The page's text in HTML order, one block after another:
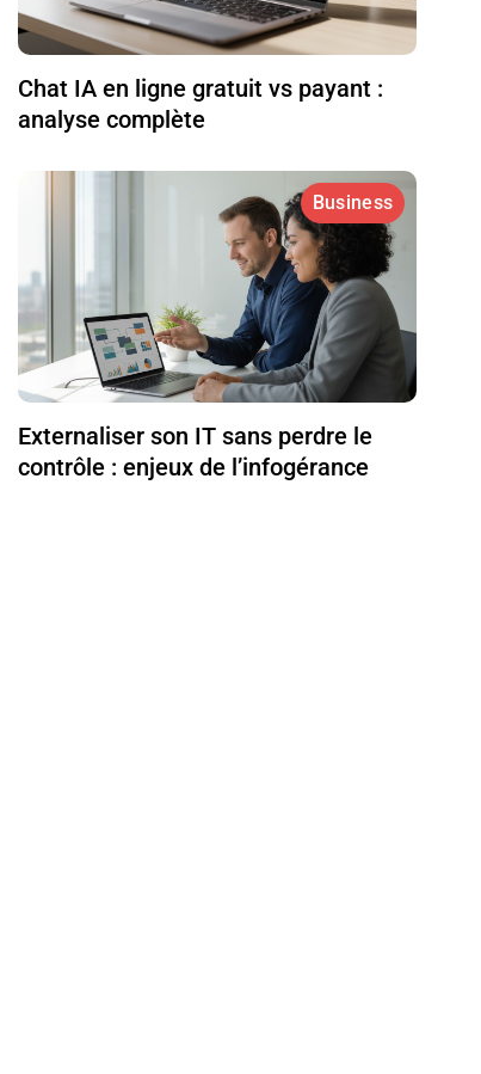
Chat IA en ligne gratuit vs payant :
analyse complète
Business
Externaliser son IT sans perdre le
contrôle : enjeux de l’infogérance